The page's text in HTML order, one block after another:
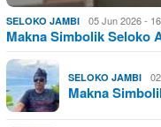
SELOKO JAMBI 05 Jun 2026 -
Makna Simbolik Seloko
SELOKO JAMBI
Makna